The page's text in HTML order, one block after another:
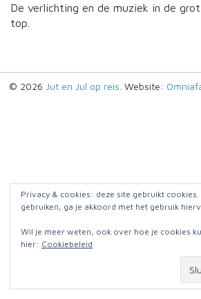
De verlichting en de muziek in de
top.
© 2026 Jut en Jul op reis . Website:
Privacy & cookies: deze site gebruikt
gebruiken, ga je akkoord met het gebruik
Wil je meer weten, ook over hoe je cookies
hier: Cookiebeleid